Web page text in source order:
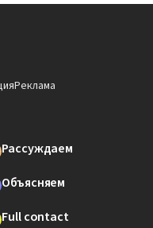
Реклама
Рассуждаем
Объясняем
Full contact